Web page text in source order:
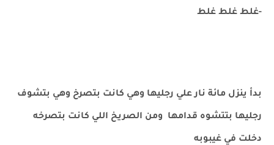
-غلط غلط غلط
بدأ ينزل مائة نار علي رجليها وهي كانت بتصرخ وهي بتشوف
رجليها بتتشوه قدامها ومن الصريخ اللي كانت بتصرخه
دخلت في غيبوبه